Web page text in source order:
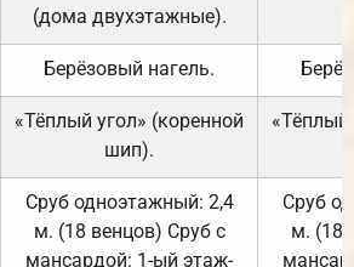
(дома двухэтажные).
Берёзовый нагель.
«Тёплый угол» (коренной
шип).
«Тёплый
Сруб одноэтажный: 2,4
м. (18 венцов) Сруб с
мансардой: 1-ый этаж-
Сруб
м. (18